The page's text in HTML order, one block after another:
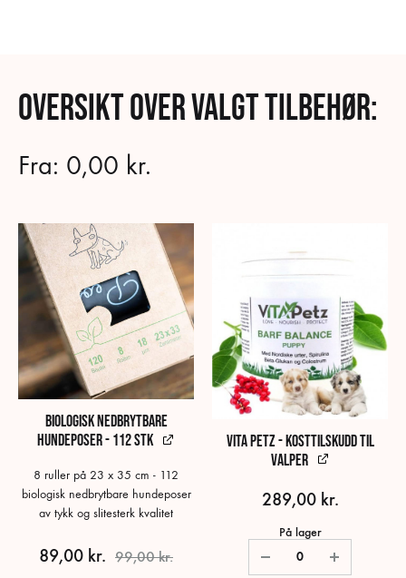
Oversikt over valgt tilbehør:
Fra: 0,00 kr.
Biologisk nedbrytbare
hundeposer - 112 stk
8 ruller på 23 x 35 cm - 112
biologisk nedbrytbare hundeposer
av tykk og slitesterk kvalitet
89,00 kr. 99,00kr.
Vita Petz - Kosttilskudd til
valper
289,00 kr.
På lager